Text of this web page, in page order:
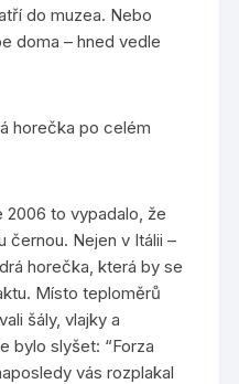
do muzea. Nebo
doma – hned vedle
horečka po celém
2006 to vypadalo, že
černou. Nejen v Itálii –
horečka, která by se
Místo teploměrů
šály, vlajky a
bylo slyšet: “Forza
vás rozplakal